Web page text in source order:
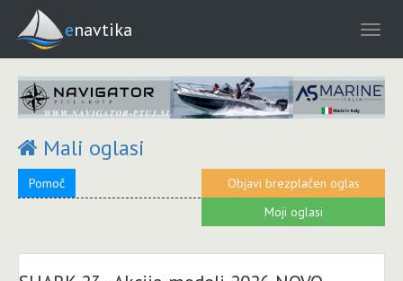
enavtika
Mali oglasi
Objavi brezplačen oglas
Pomoč
Moji oglasi